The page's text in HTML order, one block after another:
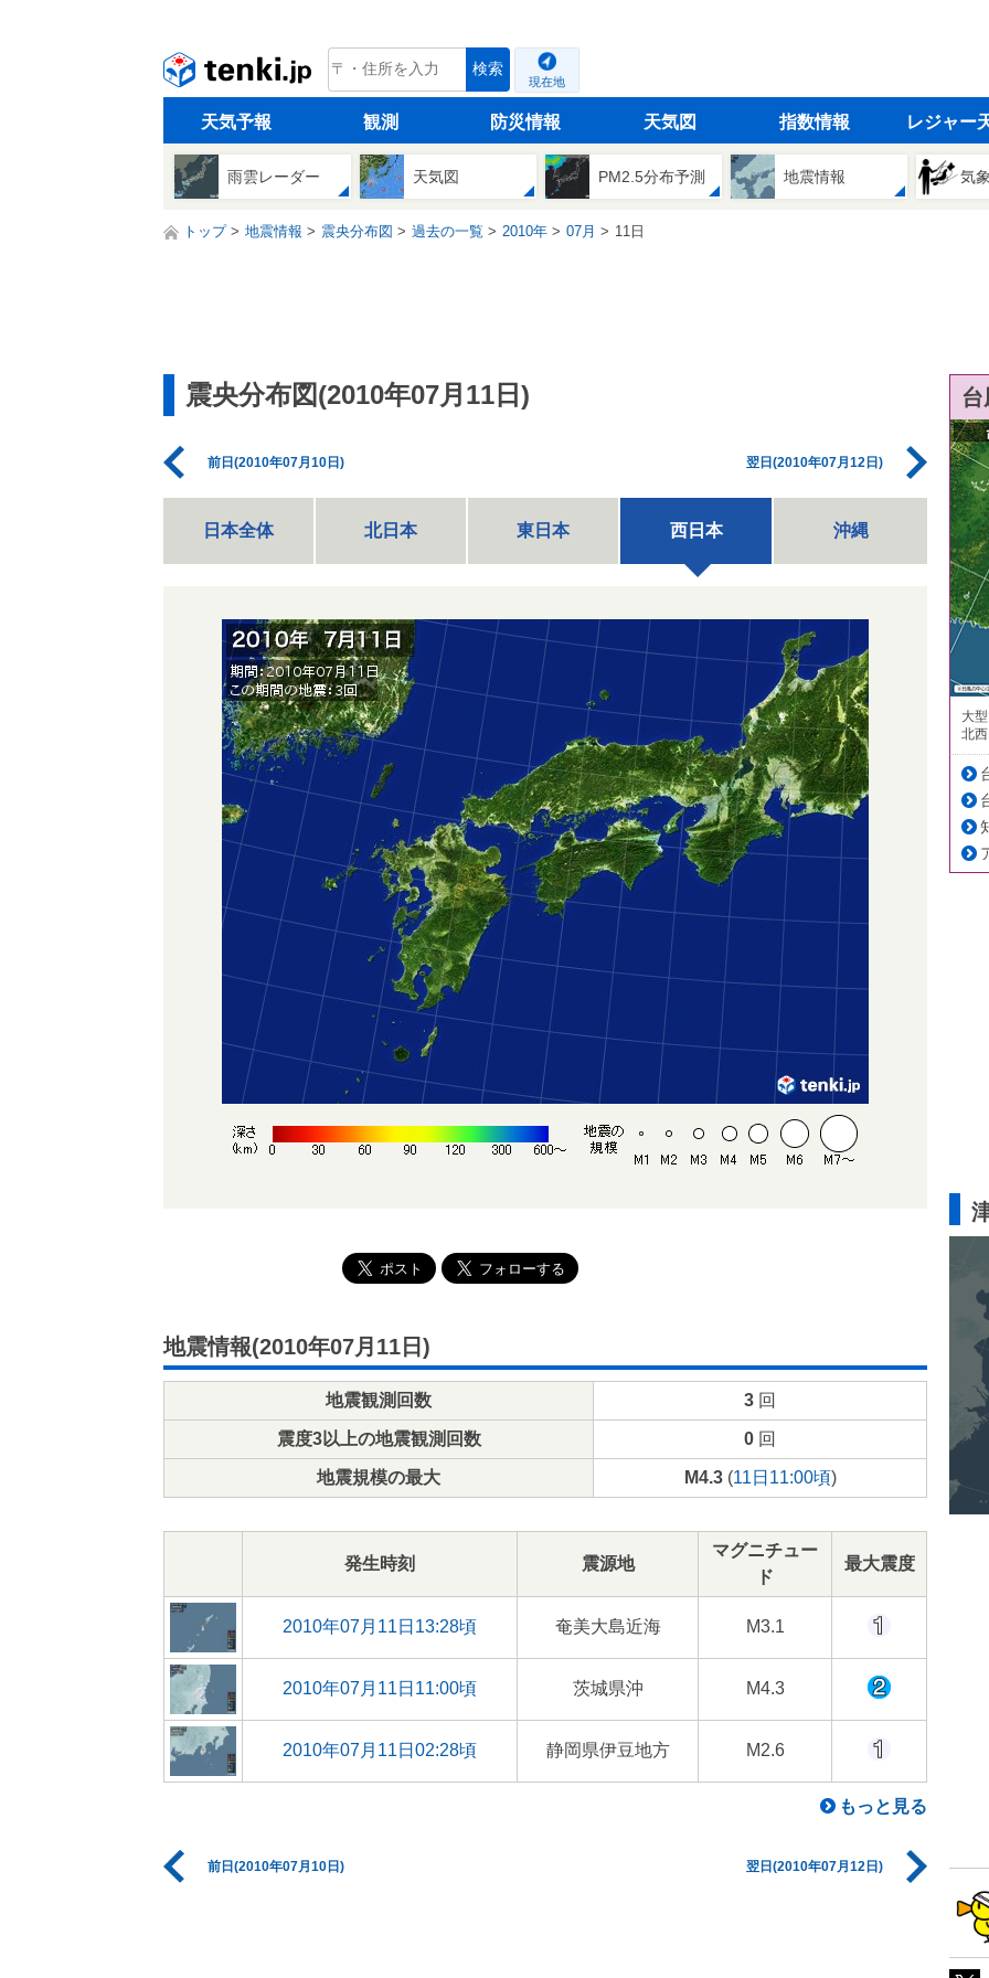
tenki.jp 検索
現在地
天気予報 観測 防災情報 天気図 指数情報 レジャー
雨雲レーダー 天気図 PM2.5分布予測 地震情報 気
トップ 地震情報 震央分布図 過去の一覧 2010年 07月 11日
震央分布図(2010年07月11日)
前日(2010年07月10日) 翌日(2010年07月12日)
日本全体 北日本 東日本 西日本 沖縄
地震情報(2010年07月11日)
地震観測回数 3 回
震度3以上の地震観測回数 0 回
地震規模の最大 M4.3(11日11:00頃)
発生時刻 震源地
マグニチュー
ド
最大震度
2010年07月11日13:28頃 奄美大島近海 M3.1
2010年07月11日11:00頃 茨城県沖 M4.3
2010年07月11日02:28頃 静岡県伊豆地方 M2.6
もっと見る
前日(2010年07月10日) 翌日(2010年07月12日)
大
北